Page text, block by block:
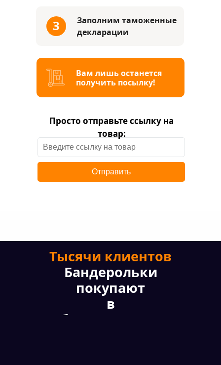
Отправить
Просто отправьте ссылку на
товар:
3 Заполним таможенные
декларации
Вам лишь останется
получить посылку!
Тысячи клиентов
Бандерольки
покупают
в
Киберпонедельник